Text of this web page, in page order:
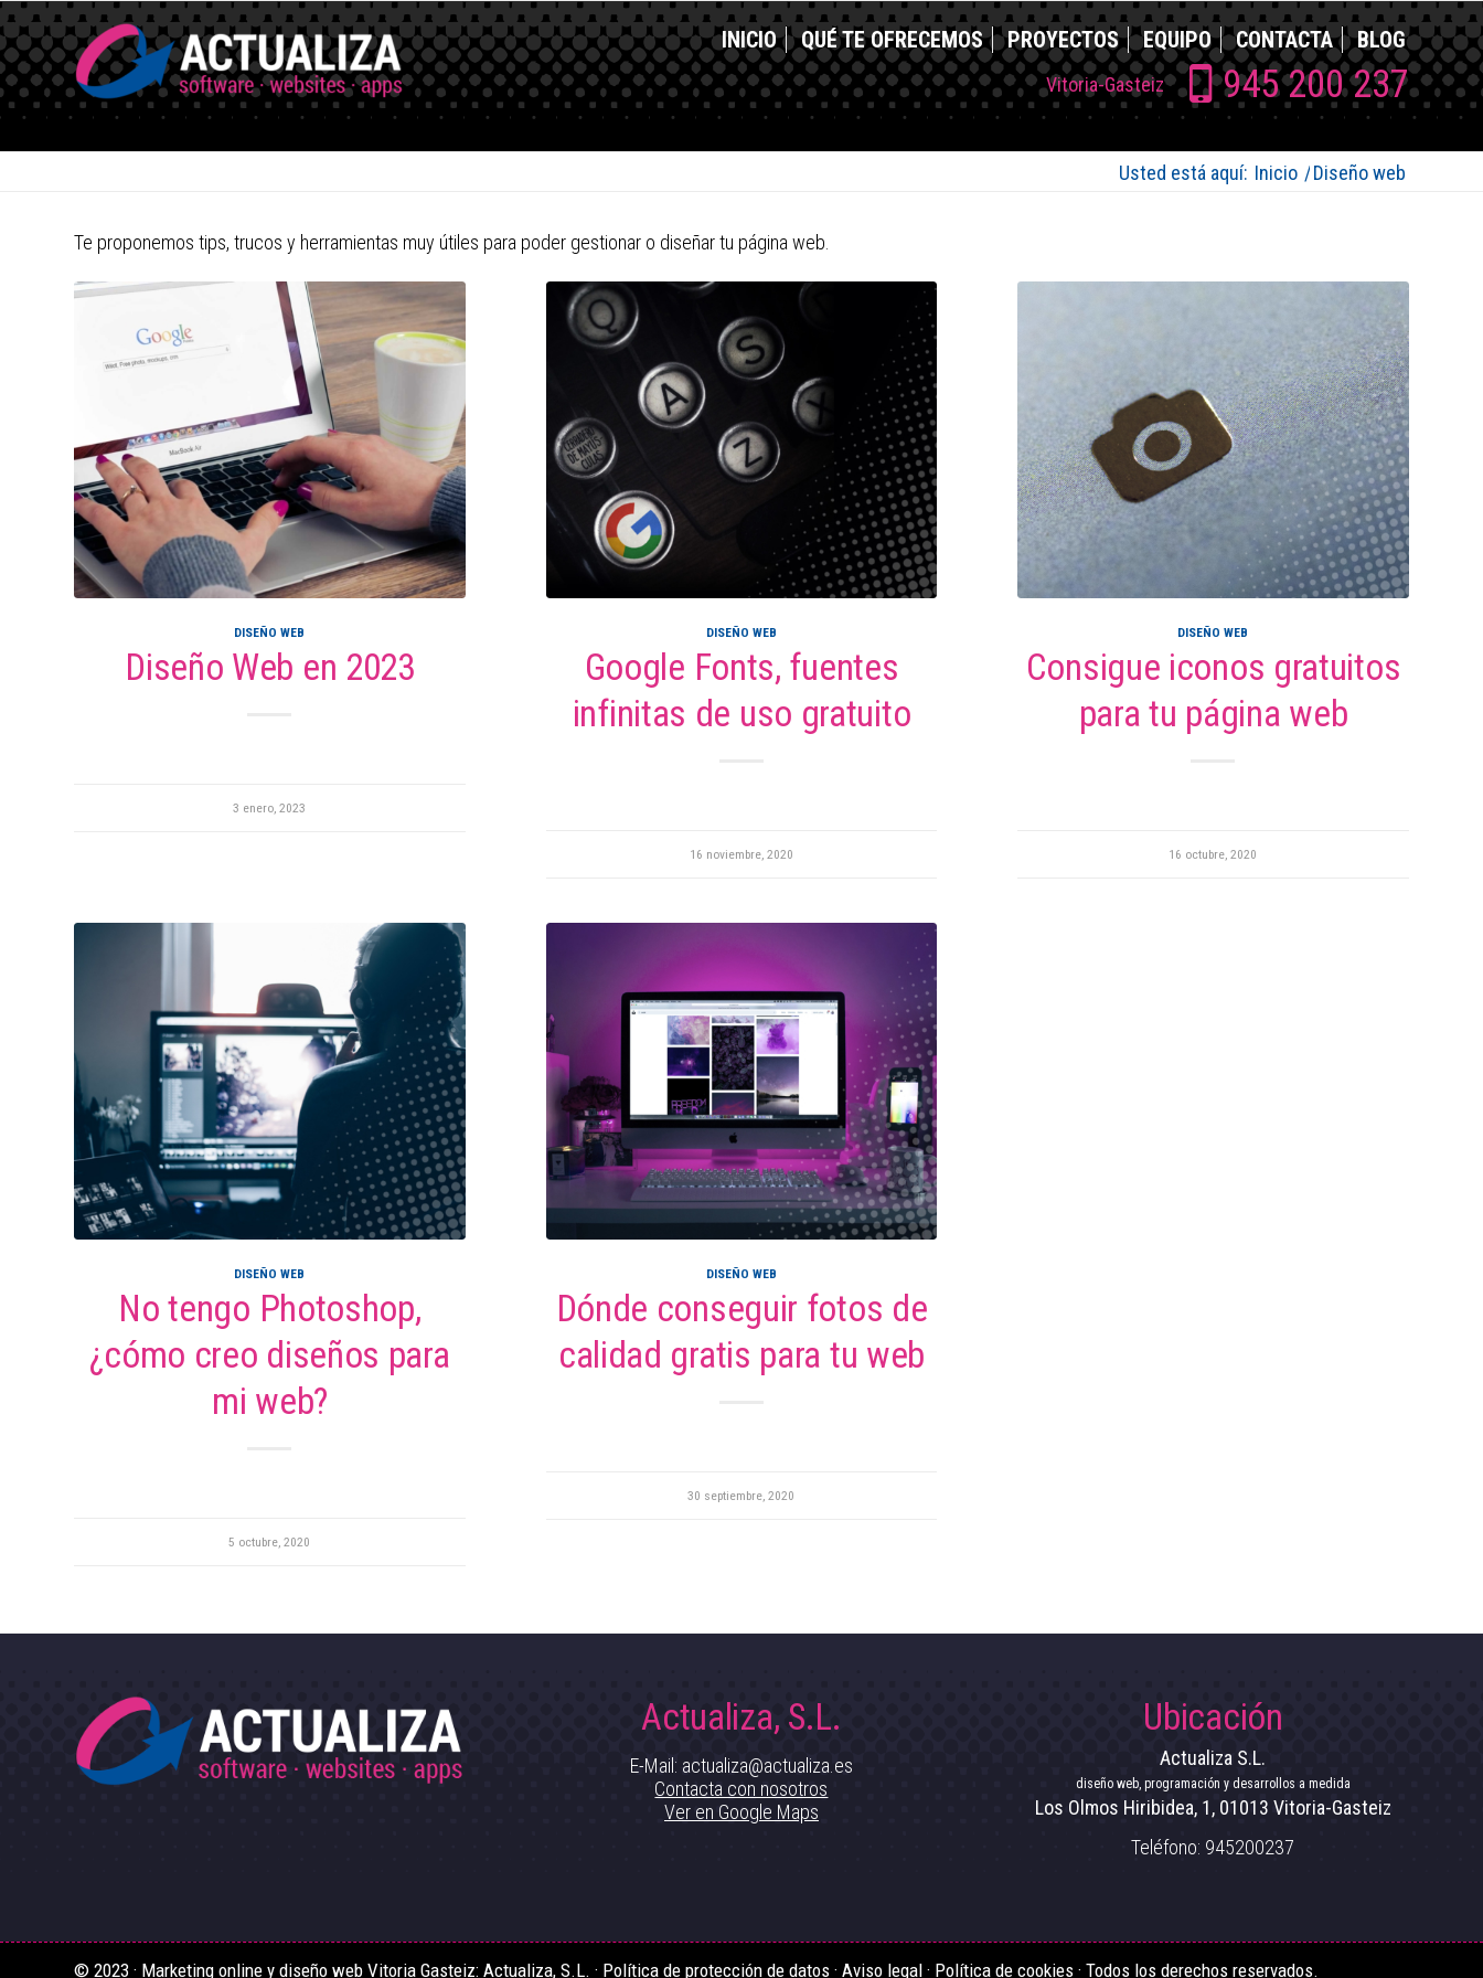
INICIO QUÉ TE OFRECEMOS PROYECTOS EQUIPO CONTACTA BLOG
Vitoria-Gasteiz 945 200 237
Usted está aquí: Inicio /Diseño web
Te proponemos tips, trucos y herramientas muy útiles para poder gestionar o diseñar tu página web.
DISEÑO WEB
Diseño Web en 2023
3 enero, 2023
DISEÑO WEB
Google Fonts, fuentes
infinitas de uso gratuito
16 noviembre, 2020
DISEÑO WEB
Consigue iconos gratuitos
para tu página web
16 octubre, 2020
DISEÑO WEB
No tengo Photoshop,
¿cómo creo diseños para
mi web?
5 octubre, 2020
DISEÑO WEB
Dónde conseguir fotos de
calidad gratis para tu web
30 septiembre, 2020
Actualiza, S.L.
E-Mail: actualiza@actualiza.es
Contacta con nosotros
Ver en Google Maps
Ubicación
Actualiza S.L.
diseño web, programación y desarrollos a medida
Los Olmos Hiribidea, 1, 01013 Vitoria-Gasteiz
Teléfono: 945200237
© 2023 · Marketing online y diseño web Vitoria Gasteiz: Actualiza, S.L. · Política de protección de datos · Aviso legal · Política de cookies · Todos los derechos reservados.